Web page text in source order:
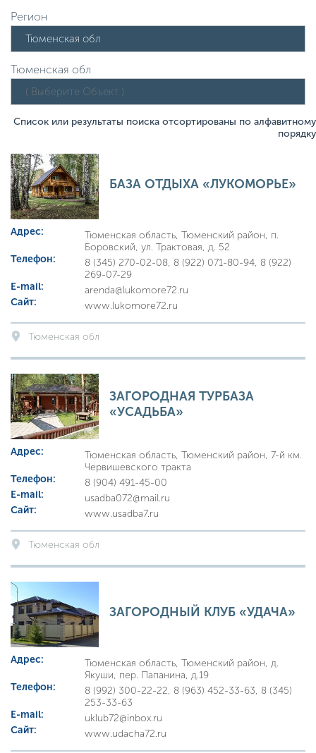
Регион
Тюменская обл
Список или результаты поиска отсортированы по алфавитному
порядку
БАЗА ОТДЫХА «ЛУКОМОРЬЕ»
Адрес:
Тюменская область, Тюменский район, п.
Боровский, ул. Трактовая, д. 52
Телефон:
8 (345) 270-02-08, 8 (922) 071-80-94, 8 (922)
269-07-29
E-mail:
arenda@lukomore72.ru
Сайт:
www.lukomore72.ru
Тюменская обл
ЗАГОРОДНАЯ ТУРБАЗА
«УСАДЬБА»
Адрес:
Тюменская область, Тюменский район, 7-й км.
Червишевского тракта
Телефон:
8 (904) 491-45-00
E-mail:
usadba072@mail.ru
Сайт:
www.usadba7.ru
Тюменская обл
ЗАГОРОДНЫЙ КЛУБ «УДАЧА»
Адрес:
Тюменская область, Тюменский район, д.
Якуши, пер. Папанина, д.19
Телефон:
8 (992) 300-22-22, 8 (963) 452-33-63, 8 (345)
253-33-63
E-mail:
uklub72@inbox.ru
Сайт:
www.udacha72.ru